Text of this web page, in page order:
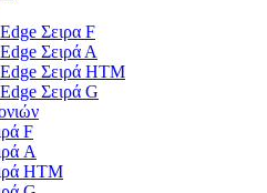
Σειρα F
Σειρά Α
Σειρά HTM
Σειρά G
F
A
HTM